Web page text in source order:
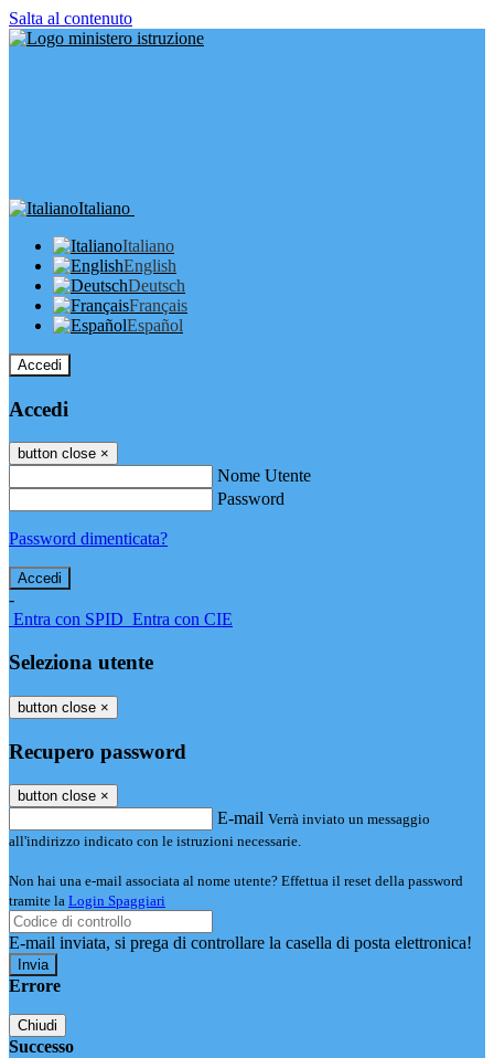
Salta al contenuto
Italiano
Italiano
English
Deutsch
Français
Español
Accedi
Accedi
button close ×
Nome Utente
Password
Password dimenticata?
-
Entra con SPID Entra con CIE
Seleziona utente
button close ×
Recupero password
button close ×
E-mail Verrà inviato un messaggio
all'indirizzo indicato con le istruzioni necessarie.
Non hai una e-mail associata al nome utente? Effettua il reset della password
tramite la Login Spaggiari
E-mail inviata, si prega di controllare la casella di posta elettronica!
Errore
Chiudi
Successo